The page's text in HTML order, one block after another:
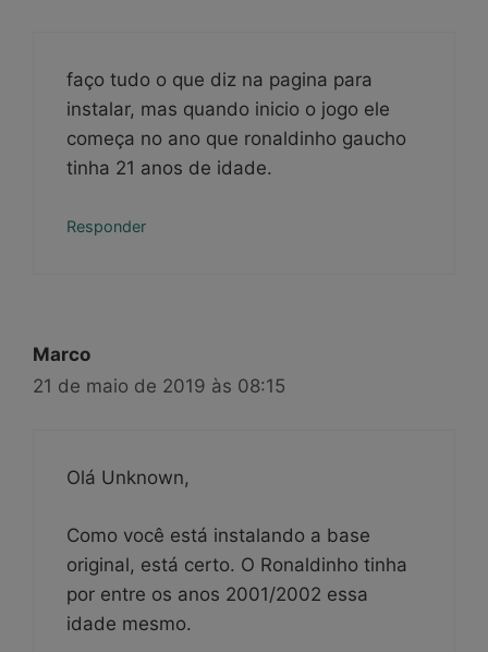
faço tudo o que diz na pagina para
instalar, mas quando inicio o jogo ele
começa no ano que ronaldinho gaucho
tinha 21 anos de idade.
Responder
Marco
21 de maio de 2019 às 08:15
Olá Unknown,
Como você está instalando a base
original, está certo. O Ronaldinho tinha
por entre os anos 2001/2002 essa
idade mesmo.